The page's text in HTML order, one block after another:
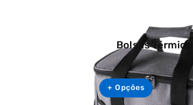
Bolsas
+ Opções